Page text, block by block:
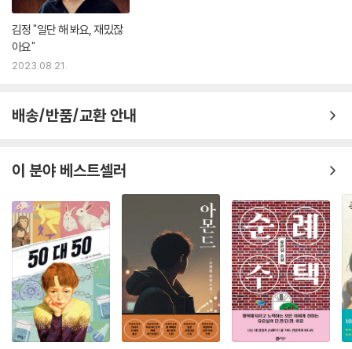
“다음 파견지는 싱가포르라던데, 지원하는 게 좋겠지?” ㅡ 한나
기상학자. 노 휴먼스 랜드 조사단 단원.
노 휴먼스 랜드 파견 경험이 많아 조사단 활동에 능숙하다.
학생 인턴. 노 휴먼스 랜드 조사단 단원.
“시은, 혹시 내 발음이 이상해?” ㅡ 아드리안
조사단에 뒤늦게 합류했지만 뛰어난 친화력으로 금방 적응했다.
김정 "일단 해 봐요, 재밌잖
아요"
2023.08.21.
배송/반품/교환 안내
이 분야 베스트셀러